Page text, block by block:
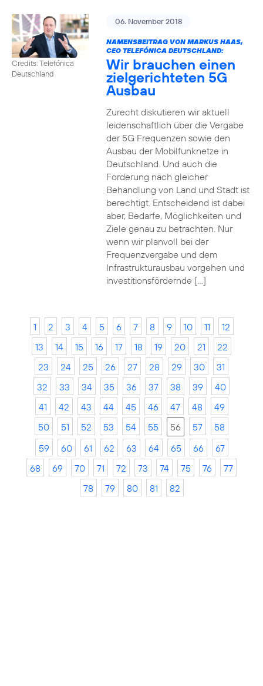
Credits: Telefónica
Deutschland
06. November 2018
NAMENSBEITRAG VON MARKUS HAAS,
CEO TELEFÓNICA DEUTSCHLAND:
Wir brauchen einen
zielgerichteten 5G
Ausbau
Zurecht diskutieren wir aktuell
leidenschaftlich über die Vergabe
der 5G Frequenzen sowie den
Ausbau der Mobilfunknetze in
Deutschland. Und auch die
Forderung nach gleicher
Behandlung von Land und Stadt ist
berechtigt. Entscheidend ist dabei
aber, Bedarfe, Möglichkeiten und
Ziele genau zu betrachten. Nur
wenn wir planvoll bei der
Frequenzvergabe und dem
Infrastrukturausbau vorgehen und
investitionsfördernde […]
1 2 3 4 5 6 7 8 9 10 11
12
13
14 15 16 17 18 19 20 21
22
23
24 25 26 27 28 29 30
31
32
33 34 35 36 37 38 39
40
41
42 43 44 45 46 47 48
49
50
51 52 53 54 55 56 57
58
59
60 61 62 63 64 65 66
67
68
69 70 71 72 73 74 75 76
77
78
79 80 81 82